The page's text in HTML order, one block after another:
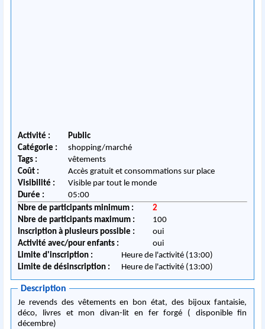
Activité :
Public
Catégorie :
shopping/marché
Tags :
vêtements
Coût :
Accès gratuit et consommations sur place
Visibilité :
Visible par tout le monde
Durée :
05:00
Nbre de participants minimum :
2
Nbre de participants maximum :
100
Inscription à plusieurs possible :
oui
Activité avec/pour enfants :
oui
Limite d'inscription :
Heure de l'activité (13:00)
Limite de désinscription :
Heure de l'activité (13:00)
Description
Je revends des vêtements en bon état, des bijoux fantaisie,
déco, livres et mon divan-lit en fer forgé ( disponible fin
décembre)